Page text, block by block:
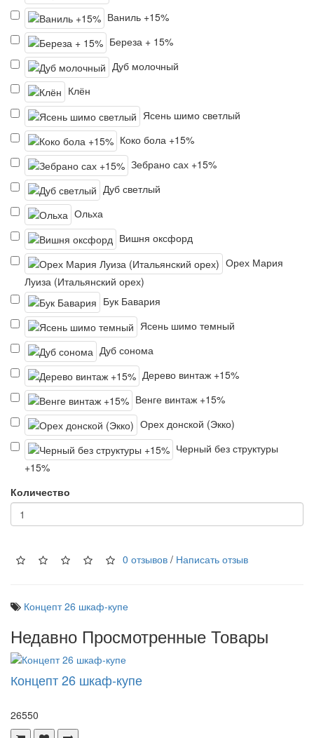
Ваниль +15%
Береза + 15%
Дуб молочный
Клён
Ясень шимо светлый
Коко бола +15%
Зебрано сах +15%
Дуб светлый
Ольха
Вишня оксфорд
Орех Мария
Луиза (Итальянский орех)
Бук Бавария
Ясень шимо темный
Дуб сонома
Дерево винтаж +15%
Венге винтаж +15%
Орех донской (Экко)
Черный без структуры
+15%
Количество
0 отзывов / Написать отзыв
Концепт 26 шкаф-купе
Недавно Просмотренные Товары
Концепт 26 шкаф-купе
26550